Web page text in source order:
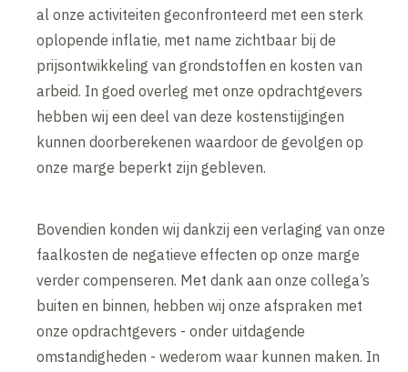
al onze activiteiten geconfronteerd met een sterk
oplopende inflatie, met name zichtbaar bij de
prijsontwikkeling van grondstoffen en kosten van
arbeid. In goed overleg met onze opdrachtgevers
hebben wij een deel van deze kostenstijgingen
kunnen doorberekenen waardoor de gevolgen op
onze marge beperkt zijn gebleven.
Bovendien konden wij dankzij een verlaging van onze
faalkosten de negatieve effecten op onze marge
verder compenseren. Met dank aan onze collega’s
buiten en binnen, hebben wij onze afspraken met
onze opdrachtgevers - onder uitdagende
omstandigheden - wederom waar kunnen maken. In